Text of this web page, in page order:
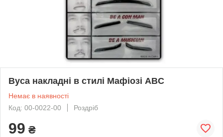
Вуса накладні в стилі Мафіозі ABC
Немає в наявності
Код: 00-0022-00
Роздріб
99 ₴